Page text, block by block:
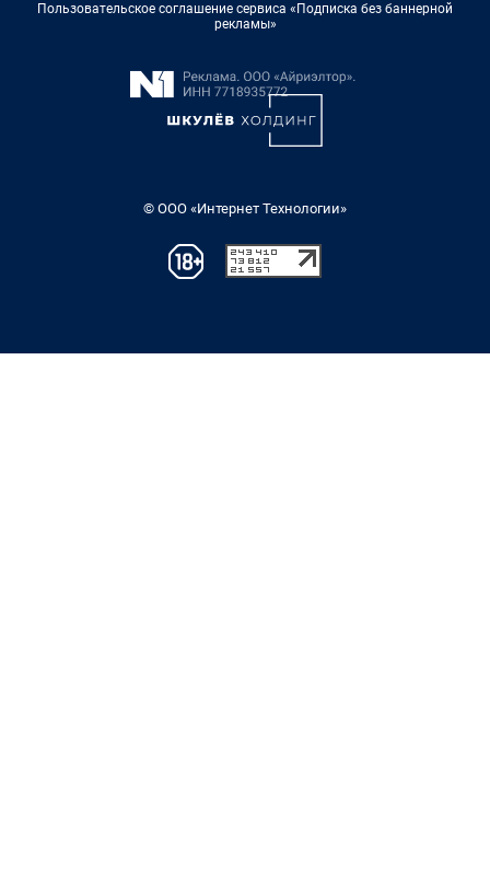
Пользовательское соглашение сервиса «Подписка без баннерной
рекламы»
© ООО «Интернет Технологии»